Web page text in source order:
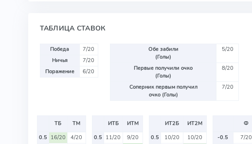
ТАБЛИЦА СТАВОК
Победа
7/20
Ничья
7/20
Поражение
6/20
Обе забили
(Голы)
5/20
Первые получили очко
(Голы)
8/20
Соперник первым получил
очко (Голы)
7/20
ТБ
ТМ
0.5 16/20
4/20
ИТБ
ИТМ
0.5 11/20
9/20
ИТ2Б
ИТ2М
0.5
10/20
10/20
Ф
-0.5
7/20